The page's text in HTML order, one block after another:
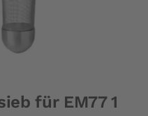
für EM77 1